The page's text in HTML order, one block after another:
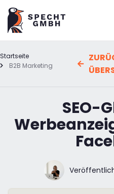
Startseite
B2B Marketing
SEO-